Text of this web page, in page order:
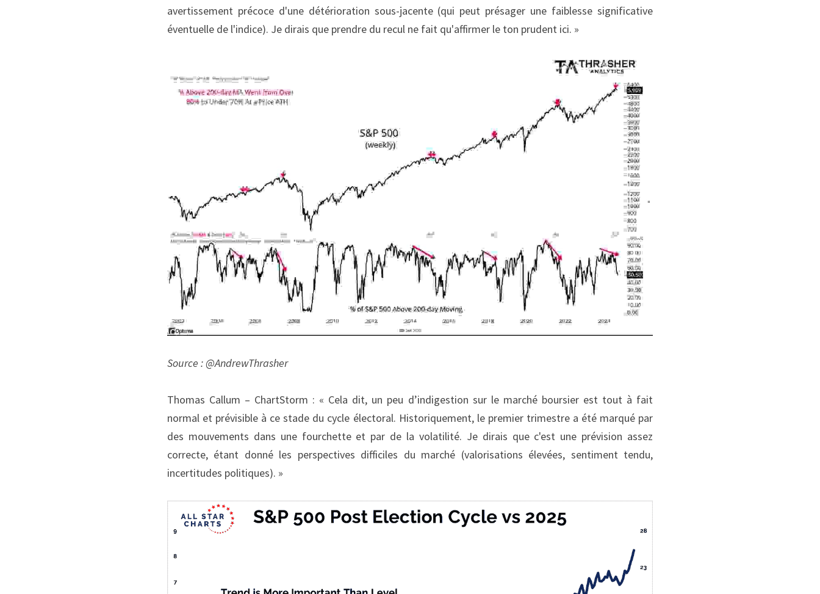
avertissement précoce d'une détérioration sous-jacente (qui peut présager une faiblesse significative
éventuelle de l'indice). Je dirais que prendre du recul ne fait qu'affirmer le ton prudent ici. »
Source : @AndrewThrasher
Thomas Callum – ChartStorm : « Cela dit, un peu d’indigestion sur le marché boursier est tout à fait
normal et prévisible à ce stade du cycle électoral. Historiquement, le premier trimestre a été marqué par
des mouvements dans une fourchette et par de la volatilité. Je dirais que c'est une prévision assez
correcte, étant donné les perspectives difficiles du marché (valorisations élevées, sentiment tendu,
incertitudes politiques). »